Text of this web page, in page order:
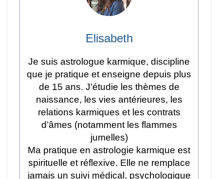
Elisabeth
Je suis astrologue karmique, discipline
que je pratique et enseigne depuis plus
de 15 ans. J’étudie les thèmes de
naissance, les vies antérieures, les
relations karmiques et les contrats
d’âmes (notamment les flammes
jumelles)
Ma pratique en astrologie karmique est
spirituelle et réflexive. Elle ne remplace
jamais un suivi médical, psychologique